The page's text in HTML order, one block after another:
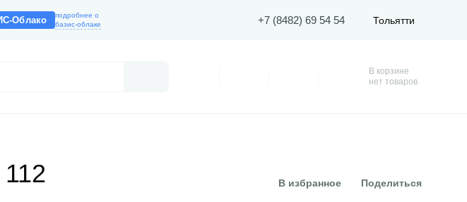
Облако
подробнее о
базис-облаке
+7 (8482) 69 54 54 Тольятти
Корзина
В корзине
нет товаров
В избранное Поделиться